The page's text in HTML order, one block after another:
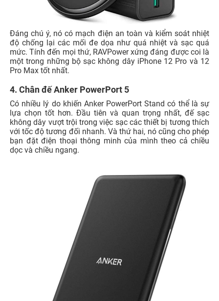
Đáng chú ý, nó có mạch điện an toàn và kiểm soát nhiệt
độ chống lại các mối đe dọa như quá nhiệt và sạc quá
mức. Tính đến mọi thứ, RAVPower xứng đáng được coi là
một trong những bộ sạc không dây iPhone 12 Pro và 12
Pro Max tốt nhất.
4. Chân đế Anker PowerPort 5
Có nhiều lý do khiến Anker PowerPort Stand có thể là sự
lựa chọn tốt hơn. Đầu tiên và quan trọng nhất, đế sạc
không dây vượt trội trong việc sạc các thiết bị tương thích
với tốc độ tương đối nhanh. Và thứ hai, nó cũng cho phép
bạn đặt điện thoại thông minh của mình theo cả chiều
dọc và chiều ngang.